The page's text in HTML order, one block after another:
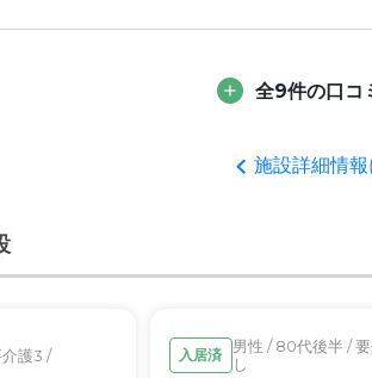
評価
は親切であたたかいと思っております。忙し
備について
を受けています。水回りもきれいに清掃が行
いて
はないためわかりませんが、本人も元気そう
全9件の口コ
施設詳細情報
護3 / 入居済 男性 / 80代後半 /
し